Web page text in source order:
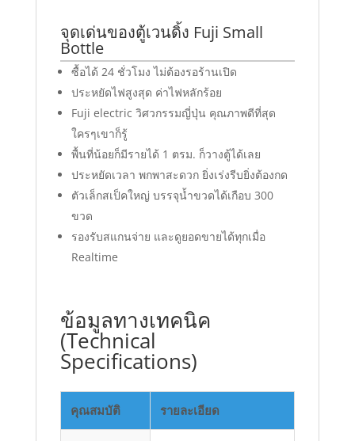
จุดเด่นของตู้เวนดิ้ง Fuji Small
Bottle
ซื้อได้ 24 ชั่วโมง ไม่ต้องรอร้านเปิด
ประหยัดไฟสูงสุด ค่าไฟหลักร้อย
Fuji electric วิศวกรรมญี่ปุ่น คุณภาพดีที่สุด
ใครๆเขาก็รู้
พื้นที่น้อยก็มีรายได้ 1 ตรม. ก็วางตู้ได้เลย
ประหยัดเวลา พกพาสะดวก ยิ่งเร่งรีบยิ่งต้องกด
ตัวเล็กสเป็คใหญ่ บรรจุน้ำขวดได้เกือบ 300
ขวด
รองรับสแกนจ่าย และดูยอดขายได้ทุกเมื่อ
Realtime
ข้อมูลทางเทคนิค
(Technical
Specifications)
คุณสมบัติ รายละเอียด